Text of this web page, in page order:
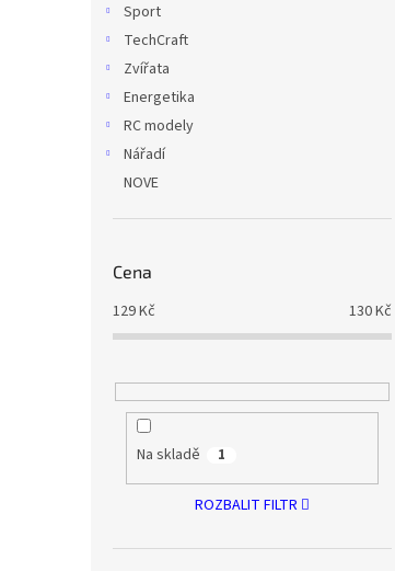
Sport
TechCraft
Zvířata
Energetika
RC modely
Nářadí
NOVE
Cena
129Kč 130Kč
Na skladě 1
ROZBALIT FILTR